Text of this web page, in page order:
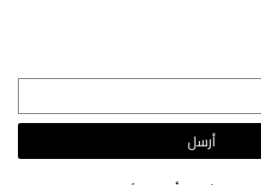
أرسل